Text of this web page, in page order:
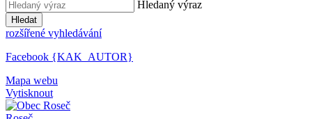
Hledaný výraz
Hledat
rozšířené vyhledávání
Facebook {KAK_AUTOR}
Mapa webu
Vytisknout